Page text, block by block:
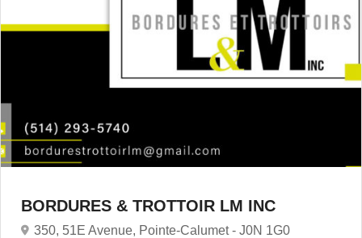
BORDURES & TROTTOIR LM INC
350, 51E Avenue, Pointe-Calumet - J0N 1G0